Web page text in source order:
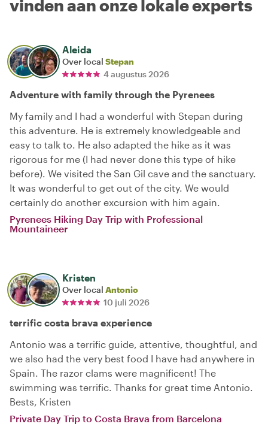
vinden aan onze lokale experts
Aleida
Over local Stepan
4 augustus 2026
Adventure with family through the Pyrenees
My family and I had a wonderful with Stepan during
this adventure. He is extremely knowledgeable and
easy to talk to. He also adapted the hike as it was
rigorous for me (I had never done this type of hike
before). We visited the San Gil cave and the sanctuary.
It was wonderful to get out of the city. We would
certainly do another excursion with him again.
Pyrenees Hiking Day Trip with Professional
Mountaineer
Kristen
Over local Antonio
10 juli 2026
terrific costa brava experience
Antonio was a terrific guide, attentive, thoughtful, and
we also had the very best food I have had anywhere in
Spain. The razor clams were magnificent! The
swimming was terrific. Thanks for great time Antonio.
Bests, Kristen
Private Day Trip to Costa Brava from Barcelona